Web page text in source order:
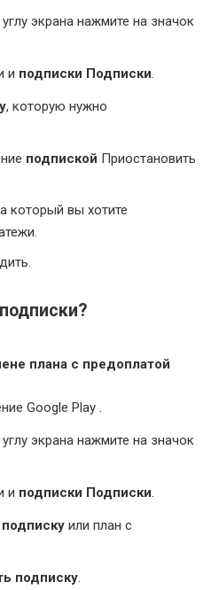
экрана нажмите на значок
и подписки Подписки.
, которую нужно
подпиской Приостановить
который вы хотите
плана с предоплатой
Google Play .
экрана нажмите на значок
и подписки Подписки.
подписку или план с
подписку.